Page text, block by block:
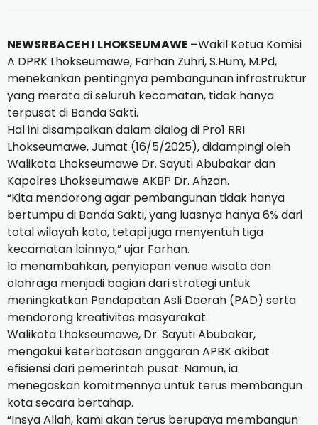
NEWSRBACEH I LHOKSEUMAWE –Wakil Ketua Komisi
A DPRK Lhokseumawe, Farhan Zuhri, S.Hum, M.Pd,
menekankan pentingnya pembangunan infrastruktur
yang merata di seluruh kecamatan, tidak hanya
terpusat di Banda Sakti.
Hal ini disampaikan dalam dialog di Pro1 RRI
Lhokseumawe, Jumat (16/5/2025), didampingi oleh
Walikota Lhokseumawe Dr. Sayuti Abubakar dan
Kapolres Lhokseumawe AKBP Dr. Ahzan.
“Kita mendorong agar pembangunan tidak hanya
bertumpu di Banda Sakti, yang luasnya hanya 6% dari
total wilayah kota, tetapi juga menyentuh tiga
kecamatan lainnya,” ujar Farhan.
Ia menambahkan, penyiapan venue wisata dan
olahraga menjadi bagian dari strategi untuk
meningkatkan Pendapatan Asli Daerah (PAD) serta
mendorong kreativitas masyarakat.
Walikota Lhokseumawe, Dr. Sayuti Abubakar,
mengakui keterbatasan anggaran APBK akibat
efisiensi dari pemerintah pusat. Namun, ia
menegaskan komitmennya untuk terus membangun
kota secara bertahap.
“Insya Allah, kami akan terus berupaya membangun